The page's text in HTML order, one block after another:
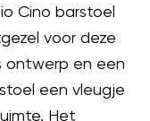
Cino barstoel
voor deze
ontwerp en een
een vleugje
Het